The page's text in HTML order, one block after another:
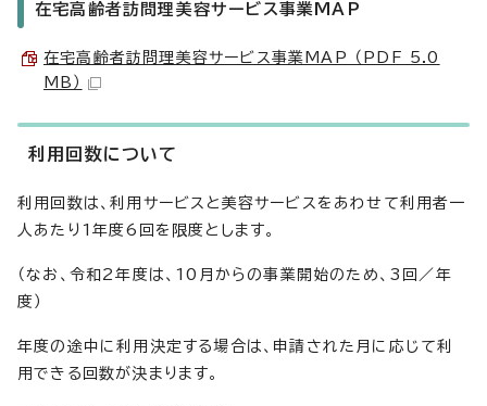
在宅高齢者訪問理美容サービス事業MAP
在宅高齢者訪問理美容サービス事業MAP （PDF 5.0
MB）
利用回数について
利用回数は、利用サービスと美容サービスをあわせて利用者一
人あたり1年度6回を限度とします。
（なお、令和2年度は、10月からの事業開始のため、3回／年
度）
年度の途中に利用決定する場合は、申請された月に応じて利
用できる回数が決まります。